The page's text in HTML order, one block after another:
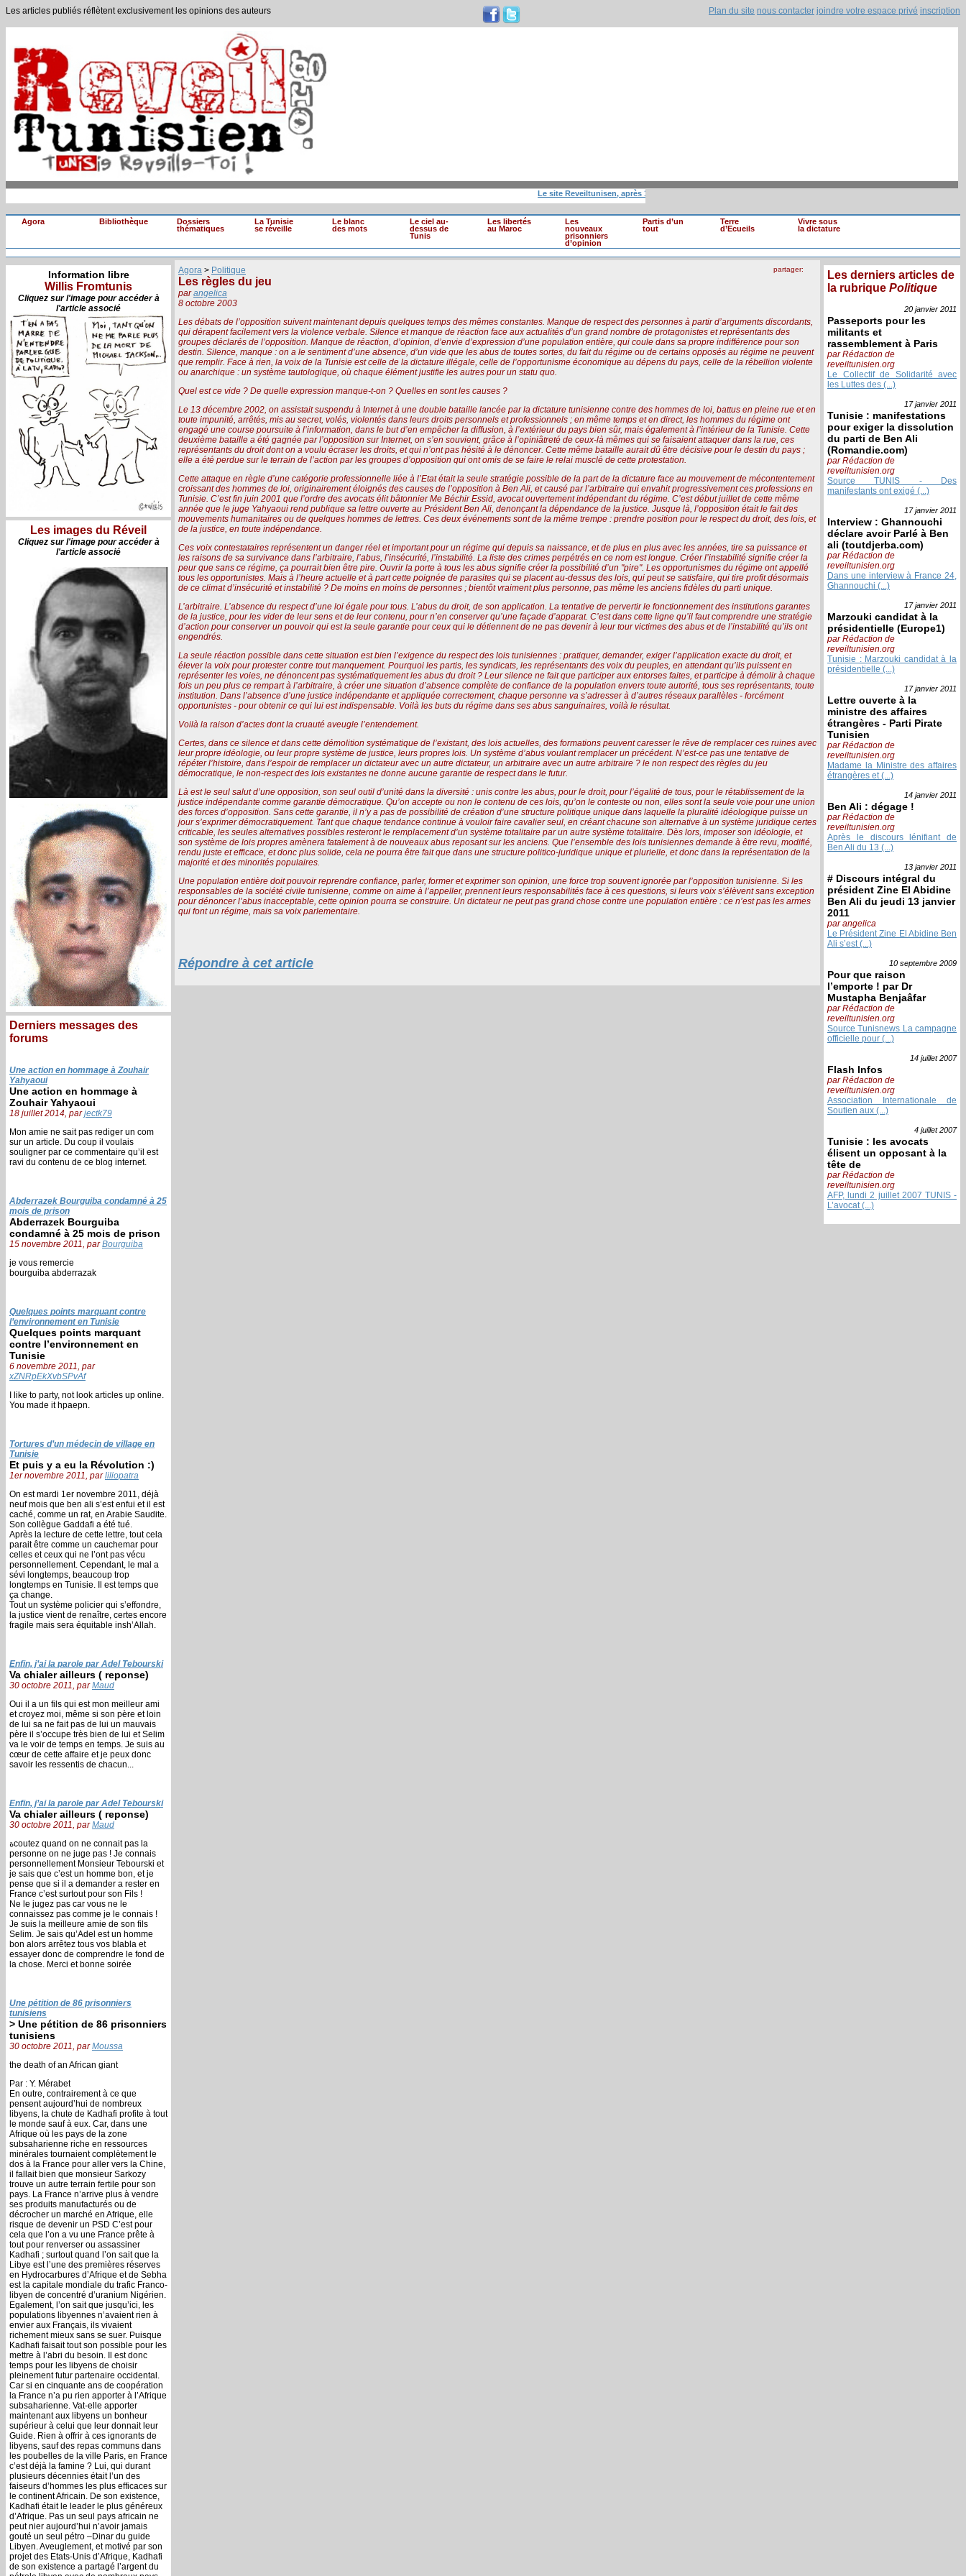
Les articles publiés réflètent exclusivement les opinions des auteurs Plan du site nous contacter joindre votre espace privé inscription
Le site Reveiltunisen, après 10 ans de loyaux (...)
Agora Bibliothèque
Dossiers
thématiques
La Tunisie
se réveille
Le blanc
des mots
Le ciel au-
dessus de
Tunis
Les libertés
au Maroc
Les
nouveaux
prisonniers
d’opinion
Partis d’un
tout
Terre
d’Ecueils
Vivre sous
la dictature
Information libre
Willis Fromtunis
Cliquez sur l'image pour accéder à
l'article associé
Les images du Réveil
Cliquez sur l'image pour accéder à
l'article associé
Derniers messages des
forums
Une action en hommage à Zouhair
Yahyaoui
Une action en hommage à
Zouhair Yahyaoui
18 juillet 2014, parjectk79
Mon amie ne sait pas rediger un com
sur un article. Du coup il voulais
souligner par ce commentaire qu’il est
ravi du contenu de ce blog internet.
Abderrazek Bourguiba condamné à 25
mois de prison
Abderrazek Bourguiba
condamné à 25 mois de prison
15 novembre 2011, parBourguiba
je vous remercie
bourguiba abderrazak
Quelques points marquant contre
l’environnement en Tunisie
Quelques points marquant
contre l’environnement en
Tunisie
6 novembre 2011, par
xZNRpEkXvbSPvAf
I like to party, not look articles up online.
You made it hpaepn.
Tortures d’un médecin de village en
Tunisie
Et puis y a eu la Révolution :)
1er novembre 2011, parliliopatra
On est mardi 1er novembre 2011, déjà
neuf mois que ben ali s’est enfui et il est
caché, comme un rat, en Arabie Saudite.
Son collègue Gaddafi a été tué.
Après la lecture de cette lettre, tout cela
parait être comme un cauchemar pour
celles et ceux qui ne l’ont pas vécu
personnellement. Cependant, le mal a
sévi longtemps, beaucoup trop
longtemps en Tunisie. Il est temps que
ça change.
Tout un système policier qui s’effondre,
la justice vient de renaître, certes encore
fragile mais sera équitable insh’Allah.
Enfin, j’ai la parole par Adel Tebourski
Va chialer ailleurs ( reponse)
30 octobre 2011, parMaud
Oui il a un fils qui est mon meilleur ami
et croyez moi, même si son père et loin
de lui sa ne fait pas de lui un mauvais
père il s’occupe très bien de lui et Selim
va le voir de temps en temps. Je suis au
cœur de cette affaire et je peux donc
savoir les ressentis de chacun...
Enfin, j’ai la parole par Adel Tebourski
Va chialer ailleurs ( reponse)
30 octobre 2011, parMaud
ةcoutez quand on ne connait pas la
personne on ne juge pas ! Je connais
personnellement Monsieur Tebourski et
je sais que c’est un homme bon, et je
pense que si il a demander a rester en
France c’est surtout pour son Fils !
Ne le jugez pas car vous ne le
connaissez pas comme je le connais !
Je suis la meilleure amie de son fils
Selim. Je sais qu’Adel est un homme
bon alors arrêtez tous vos blabla et
essayer donc de comprendre le fond de
la chose. Merci et bonne soirée
Une pétition de 86 prisonniers
tunisiens
> Une pétition de 86 prisonniers
tunisiens
30 octobre 2011, parMoussa
the death of an African giant
Par : Y. Mérabet
En outre, contrairement à ce que
pensent aujourd’hui de nombreux
libyens, la chute de Kadhafi profite à tout
le monde sauf à eux. Car, dans une
Afrique où les pays de la zone
subsaharienne riche en ressources
minérales tournaient complètement le
dos à la France pour aller vers la Chine,
il fallait bien que monsieur Sarkozy
trouve un autre terrain fertile pour son
pays. La France n’arrive plus à vendre
ses produits manufacturés ou de
décrocher un marché en Afrique, elle
risque de devenir un PSD C’est pour
cela que l’on a vu une France prête à
tout pour renverser ou assassiner
Kadhafi ; surtout quand l’on sait que la
Libye est l’une des premières réserves
en Hydrocarbures d’Afrique et de Sebha
est la capitale mondiale du trafic Franco-
libyen de concentré d’uranium Nigérien.
Egalement, l’on sait que jusqu’ici, les
populations libyennes n’avaient rien à
envier aux Français, ils vivaient
richement mieux sans se suer. Puisque
Kadhafi faisait tout son possible pour les
mettre à l’abri du besoin. Il est donc
temps pour les libyens de choisir
pleinement futur partenaire occidental.
Car si en cinquante ans de coopération
la France n’a pu rien apporter à l’Afrique
subsaharienne. Vat-elle apporter
maintenant aux libyens un bonheur
supérieur à celui que leur donnait leur
Guide. Rien à offrir à ces ignorants de
libyens, sauf des repas communs dans
les poubelles de la ville Paris, en France
c’est déjà la famine ? Lui, qui durant
plusieurs décennies était l’un des
faiseurs d’hommes les plus efficaces sur
le continent Africain. De son existence,
Kadhafi était le leader le plus généreux
d’Afrique. Pas un seul pays africain ne
peut nier aujourd’hui n’avoir jamais
gouté un seul pétro –Dinar du guide
Libyen. Aveuglement, et motivé par son
projet des Etats-Unis d’Afrique, Kadhafi
de son existence a partagé l’argent du
Les derniers articles de
la rubrique Politique
20 janvier 2011
Passeports pour les
militants et
rassemblement à Paris
par Rédaction de
reveiltunisien.org
Le Collectif de Solidarité avec
les Luttes des (...)
17 janvier 2011
Tunisie : manifestations
pour exiger la dissolution
du parti de Ben Ali
(Romandie.com)
par Rédaction de
reveiltunisien.org
Source TUNIS - Des
manifestants ont exigé (...)
17 janvier 2011
Interview : Ghannouchi
déclare avoir Parlé à Ben
ali (toutdjerba.com)
par Rédaction de
reveiltunisien.org
Dans une interview à France 24,
Ghannouchi (...)
17 janvier 2011
Marzouki candidat à la
présidentielle (Europe1)
par Rédaction de
reveiltunisien.org
Tunisie : Marzouki candidat à la
présidentielle (...)
17 janvier 2011
Lettre ouverte à la
ministre des affaires
étrangères - Parti Pirate
Tunisien
par Rédaction de
reveiltunisien.org
Madame la Ministre des affaires
étrangères et (...)
14 janvier 2011
Ben Ali : dégage !
par Rédaction de
reveiltunisien.org
Après le discours lénifiant de
Ben Ali du 13 (...)
13 janvier 2011
# Discours intégral du
président Zine El Abidine
Ben Ali du jeudi 13 janvier
2011
par angelica
Le Président Zine El Abidine Ben
Ali s’est (...)
10 septembre 2009
Pour que raison
l’emporte ! par Dr
Mustapha Benjaâfar
par Rédaction de
reveiltunisien.org
Source Tunisnews La campagne
officielle pour (...)
14 juillet2007
Flash Infos
par Rédaction de
reveiltunisien.org
Association Internationale de
Soutien aux (...)
4 juillet2007
Tunisie : les avocats
élisent un opposant à la
tête de
par Rédaction de
reveiltunisien.org
AFP, lundi 2 juillet 2007 TUNIS -
L’avocat (...)
partager:
Agora > Politique
Les règles du jeu
parangelica
8 octobre 2003
Les débats de l’opposition suivent maintenant depuis quelques temps des mêmes constantes. Manque de respect des personnes à partir d’arguments discordants,
qui dérapent facilement vers la violence verbale. Silence et manque de réaction face aux actualités d’un grand nombre de protagonistes et représentants des
groupes déclarés de l’opposition. Manque de réaction, d’opinion, d’envie d’expression d’une population entière, qui coule dans sa propre indifférence pour son
destin. Silence, manque : on a le sentiment d’une absence, d’un vide que les abus de toutes sortes, du fait du régime ou de certains opposés au régime ne peuvent
que remplir. Face à rien, la voix de la Tunisie est celle de la dictature illégale, celle de l’opportunisme économique au dépens du pays, celle de la rébellion violente
ou anarchique : un système tautologique, où chaque élément justifie les autres pour un statu quo.
Quel est ce vide ? De quelle expression manque-t-on ? Quelles en sont les causes ?
Le 13 décembre 2002, on assistait suspendu à Internet à une double bataille lancée par la dictature tunisienne contre des hommes de loi, battus en pleine rue et en
toute impunité, arrêtés, mis au secret, volés, violentés dans leurs droits personnels et professionnels ; en même temps et en direct, les hommes du régime ont
engagé une course poursuite à l’information, dans le but d’en empêcher la diffusion, à l’extérieur du pays bien sûr, mais également à l’intérieur de la Tunisie. Cette
deuxième bataille a été gagnée par l’opposition sur Internet, on s’en souvient, grâce à l’opiniâtreté de ceux-là mêmes qui se faisaient attaquer dans la rue, ces
représentants du droit dont on a voulu écraser les droits, et qui n’ont pas hésité à le dénoncer. Cette même bataille aurait dû être décisive pour le destin du pays ;
elle a été perdue sur le terrain de l’action par les groupes d’opposition qui ont omis de se faire le relai musclé de cette protestation.
Cette attaque en règle d’une catégorie professionnelle liée à l’Etat était la seule stratégie possible de la part de la dictature face au mouvement de mécontentement
croissant des hommes de loi, originairement éloignés des causes de l’opposition à Ben Ali, et causé par l’arbitraire qui envahit progressivement ces professions en
Tunisie. C’est fin juin 2001 que l’ordre des avocats élit bâtonnier Me Béchir Essid, avocat ouvertement indépendant du régime. C’est début juillet de cette même
année que le juge Yahyaoui rend publique sa lettre ouverte au Président Ben Ali, denonçant la dépendance de la justice. Jusque là, l’opposition était le fait des
mouvements humanitaires ou de quelques hommes de lettres. Ces deux événements sont de la même trempe : prendre position pour le respect du droit, des lois, et
de la justice, en toute indépendance.
Ces voix contestataires représentent un danger réel et important pour un régime qui depuis sa naissance, et de plus en plus avec les années, tire sa puissance et
les raisons de sa survivance dans l’arbitraire, l’abus, l’insécurité, l’instabilité. La liste des crimes perpétrés en ce nom est longue. Créer l’instabilité signifie créer la
peur que sans ce régime, ça pourrait bien être pire. Ouvrir la porte à tous les abus signifie créer la possibilité d’un "pire". Les opportunismes du régime ont appellé
tous les opportunistes. Mais à l’heure actuelle et à part cette poignée de parasites qui se placent au-dessus des lois, qui peut se satisfaire, qui tire profit désormais
de ce climat d’insécurité et instabilité ? De moins en moins de personnes ; bientôt vraiment plus personne, pas même les anciens fidèles du parti unique.
L’arbitraire. L’absence du respect d’une loi égale pour tous. L’abus du droit, de son application. La tentative de pervertir le fonctionnement des institutions garantes
de la justice, pour les vider de leur sens et de leur contenu, pour n’en conserver qu’une façade d’apparat. C’est dans cette ligne qu’il faut comprendre une stratégie
d’action pour conserver un pouvoir qui est la seule garantie pour ceux qui le détiennent de ne pas devenir à leur tour victimes des abus et de l’instabilité qu’ils ont
engendrés.
La seule réaction possible dans cette situation est bien l’exigence du respect des lois tunisiennes : pratiquer, demander, exiger l’application exacte du droit, et
élever la voix pour protester contre tout manquement. Pourquoi les partis, les syndicats, les représentants des voix du peuples, en attendant qu’ils puissent en
représenter les voies, ne dénoncent pas systématiquement les abus du droit ? Leur silence ne fait que participer aux entorses faites, et participe à démolir à chaque
fois un peu plus ce rempart à l’arbitraire, à créer une situation d’absence complète de confiance de la population envers toute autorité, tous ses représentants, toute
institution. Dans l’absence d’une justice indépendante et appliquée correctement, chaque personne va s’adresser à d’autres réseaux parallèles - forcément
opportunistes - pour obtenir ce qui lui est indispensable. Voilà les buts du régime dans ses abus sanguinaires, voilà le résultat.
Voilà la raison d’actes dont la cruauté aveugle l’entendement.
Certes, dans ce silence et dans cette démolition systématique de l’existant, des lois actuelles, des formations peuvent caresser le rêve de remplacer ces ruines avec
leur propre idéologie, ou leur propre système de justice, leurs propres lois. Un système d’abus voulant remplacer un précédent. N’est-ce pas une tentative de
répéter l’histoire, dans l’espoir de remplacer un dictateur avec un autre dictateur, un arbitraire avec un autre arbitraire ? le non respect des règles du jeu
démocratique, le non-respect des lois existantes ne donne aucune garantie de respect dans le futur.
Là est le seul salut d’une opposition, son seul outil d’unité dans la diversité : unis contre les abus, pour le droit, pour l’égalité de tous, pour le rétablissement de la
justice indépendante comme garantie démocratique. Qu’on accepte ou non le contenu de ces lois, qu’on le conteste ou non, elles sont la seule voie pour une union
des forces d’opposition. Sans cette garantie, il n’y a pas de possibilité de création d’une structure politique unique dans laquelle la pluralité idéologique puisse un
jour s’exprimer démocratiquement. Tant que chaque tendance continue à vouloir faire cavalier seul, en créant chacune son alternative à un système juridique certes
criticable, les seules alternatives possibles resteront le remplacement d’un système totalitaire par un autre système totalitaire. Dès lors, imposer son idéologie, et
son système de lois propres amènera fatalement à de nouveaux abus reposant sur les anciens. Que l’ensemble des lois tunisiennes demande à être revu, modifié,
rendu juste et efficace, et donc plus solide, cela ne pourra être fait que dans une structure politico-juridique unique et plurielle, et donc dans la représentation de la
majorité et des minorités populaires.
Une population entière doit pouvoir reprendre confiance, parler, former et exprimer son opinion, une force trop souvent ignorée par l’opposition tunisienne. Si les
responsables de la société civile tunisienne, comme on aime à l’appeller, prennent leurs responsabilités face à ces questions, si leurs voix s’élèvent sans exception
pour dénoncer l’abus inacceptable, cette opinion pourra se construire. Un dictateur ne peut pas grand chose contre une population entière : ce n’est pas les armes
qui font un régime, mais sa voix parlementaire.
Répondre à cet article